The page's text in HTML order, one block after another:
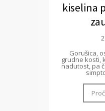
kiselina
Gorušica,
grudne kosti,
nadutost, pa